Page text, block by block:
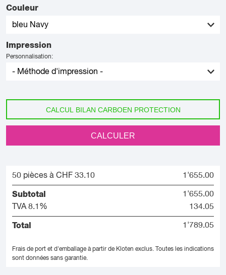
Couleur
Impression
Personnalisation:
CALCUL BILAN CARBOEN PROTECTION
CALCULER
50 pièces à CHF 33.10 1'655.00
Subtotal
1'655.00
TVA 8.1%
134.05
Total 1'789.05
Frais de port et d'emballage à partir de Kloten exclus.
Toutes les indications
sont données sans garantie.